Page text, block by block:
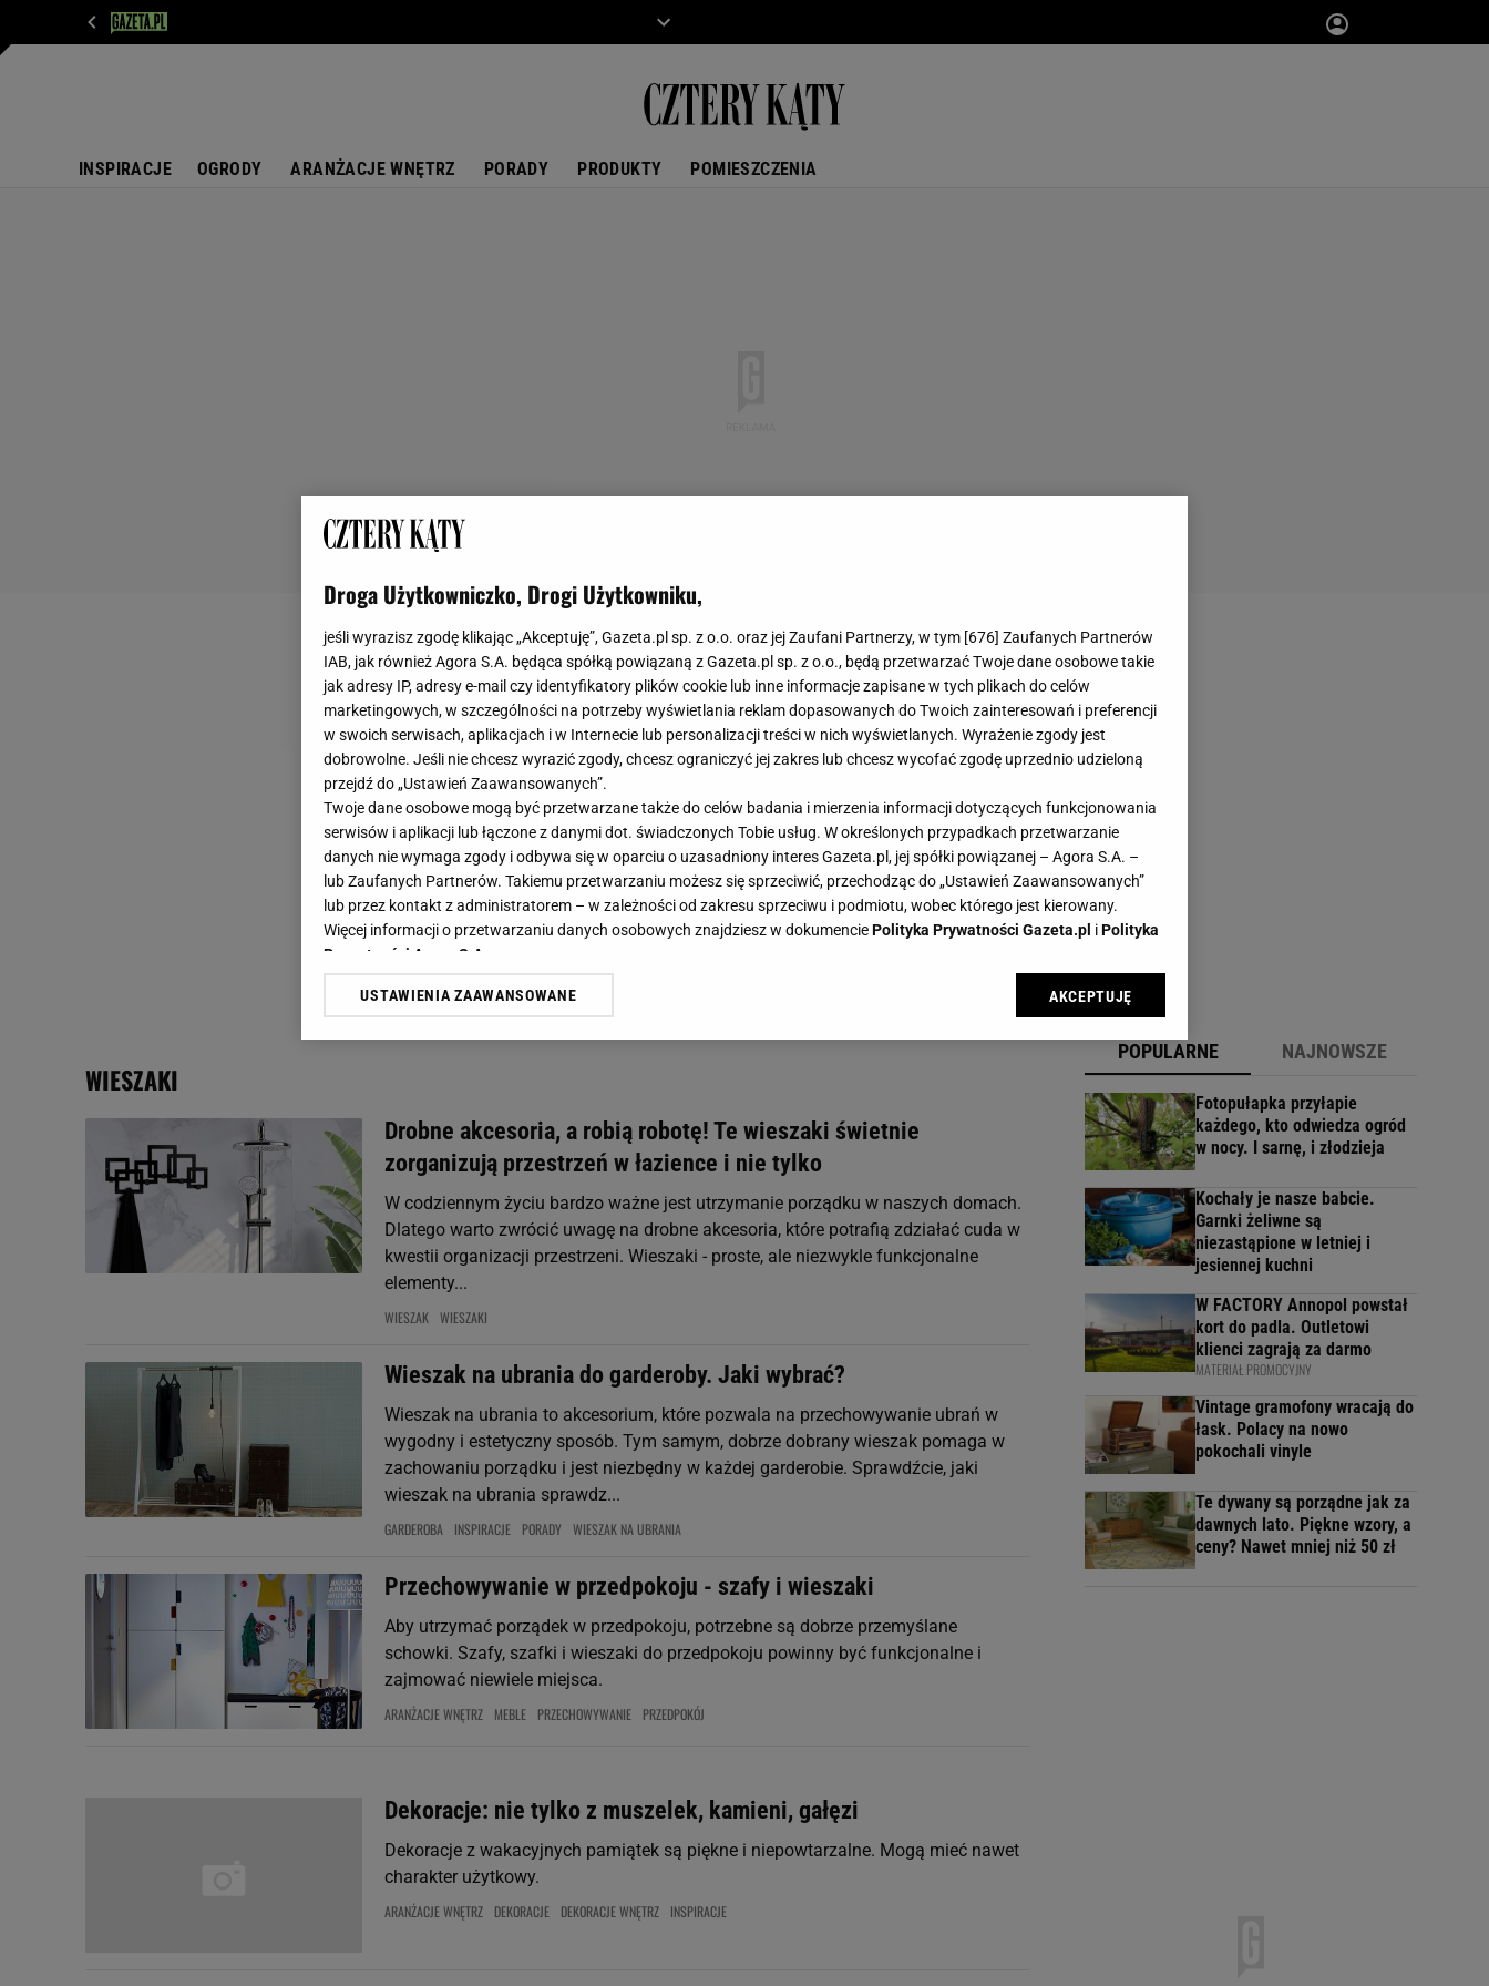
INSPIRACJE OGRODY ARANŻACJE WNĘTRZ PORADY PRODUKTY POMIESZCZENIA
WIESZAKI
Drobne akcesoria, a robią robotę! Te wieszaki świetnie
zorganizują przestrzeń w łazience i nie tylko
W codziennym życiu bardzo ważne jest utrzymanie porządku w naszych domach.
Dlatego warto zwrócić uwagę na drobne akcesoria, które potrafią zdziałać cuda w
kwestii organizacji przestrzeni. Wieszaki - proste, ale niezwykle funkcjonalne
elementy...
WIESZAK WIESZAKI
Wieszak na ubrania do garderoby. Jaki wybrać?
Wieszak na ubrania to akcesorium, które pozwala na przechowywanie ubrań w
wygodny i estetyczny sposób. Tym samym, dobrze dobrany wieszak pomaga w
zachowaniu porządku i jest niezbędny w każdej garderobie. Sprawdźcie, jaki
wieszak na ubrania sprawdz...
GARDEROBA INSPIRACJE PORADY WIESZAK NA UBRANIA
Przechowywanie w przedpokoju - szafy i wieszaki
Aby utrzymać porządek w przedpokoju, potrzebne są dobrze przemyślane
schowki. Szafy, szafki i wieszaki do przedpokoju powinny być funkcjonalne i
zajmować niewiele miejsca.
ARANŻACJE WNĘTRZ MEBLE PRZECHOWYWANIE PRZEDPOKÓJ
Dekoracje: nie tylko z muszelek, kamieni, gałęzi
Dekoracje z wakacyjnych pamiątek są piękne i niepowtarzalne. Mogą mieć nawet
charakter użytkowy.
ARANŻACJE WNĘTRZ DEKORACJE DEKORACJE WNĘTRZ INSPIRACJE
POPULARNE NAJNOWSZE
Fotopułapka przyłapie
każdego, kto odwiedza ogród
w nocy. I sarnę, i złodzieja
Kochały je nasze babcie.
Garnki żeliwne są
niezastąpione w letniej i
jesiennej kuchni
W FACTORY Annopol powstał
kort do padla. Outletowi
klienci zagrają za darmo
MATERIAŁ PROMOCYJNY
Vintage gramofony wracają do
łask. Polacy na nowo
pokochali vinyle
Te dywany są porządne jak za
dawnych lato. Piękne wzory, a
ceny? Nawet mniej niż 50 zł
Droga Użytkowniczko, Drogi Użytkowniku,
jeśli wyrazisz zgodę klikając „Akceptuję”, Gazeta.pl sp. z o.o. oraz jej Zaufani Partnerzy, w tym [676] Zaufanych Partnerów
IAB, jak również Agora S.A. będąca spółką powiązaną z Gazeta.pl sp. z o.o., będą przetwarzać Twoje dane osobowe takie
jak adresy IP, adresy e-mail czy identyfikatory plików cookie lub inne informacje zapisane w tych plikach do celów
marketingowych, w szczególności na potrzeby wyświetlania reklam dopasowanych do Twoich zainteresowań i preferencji
w swoich serwisach, aplikacjach i w Internecie lub personalizacji treści w nich wyświetlanych. Wyrażenie zgody jest
dobrowolne. Jeśli nie chcesz wyrazić zgody, chcesz ograniczyć jej zakres lub chcesz wycofać zgodę uprzednio udzieloną
przejdź do „Ustawień Zaawansowanych”.
Twoje dane osobowe mogą być przetwarzane także do celów badania i mierzenia informacji dotyczących funkcjonowania
serwisów i aplikacji lub łączone z danymi dot. świadczonych Tobie usług. W określonych przypadkach przetwarzanie
danych nie wymaga zgody i odbywa się w oparciu o uzasadniony interes Gazeta.pl, jej spółki powiązanej – Agora S.A. –
lub Zaufanych Partnerów. Takiemu przetwarzaniu możesz się sprzeciwić, przechodząc do „Ustawień Zaawansowanych”
lub przez kontakt z administratorem – w zależności od zakresu sprzeciwu i podmiotu, wobec którego jest kierowany.
Więcej informacji o przetwarzaniu danych osobowych znajdziesz w dokumenciePolityka Prywatności Gazeta.pl iPolityka
Prywatności Agora S.A.
Klikając „Akceptuję” wyrażasz też zgodę na zainstalowanie i przechowywanie plików cookie Gazeta.pl sp. z o.o., jej
dotyczące plików cookie, wywołując narzędzie do zarządzania twoimi preferencjami dot. przetwarzania danych poprzez
odnośnik „Ustawienia prywatności ” w stopce serwisu i przechodząc do „Ustawień Zaawansowanych”. Zmiana ustawień
My, nasi Zaufani Partnerzy i Agora S.A. możemy przetwarzać dane osobowe w następujących celach:
Użycie dokładnych danych geolokalizacyjnych. Aktywne skanowanie charakterystyki urządzenia do celów identyfikacji.
Przechowywanie informacji na urządzeniu lub dostęp do nich. Spersonalizowane reklamy i treści, pomiar reklam i treści,
badnie odbiorców i ulepszanie usług.
Lista Zaufanych Partnerów
USTAWIENIA ZAAWANSOWANE AKCEPTUJĘ